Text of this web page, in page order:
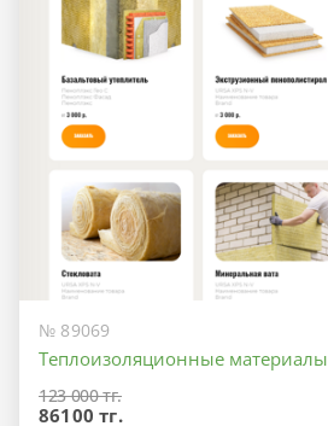
№ 89069
Теплоизоляционные материалы
123 000 тг.
86100 тг.